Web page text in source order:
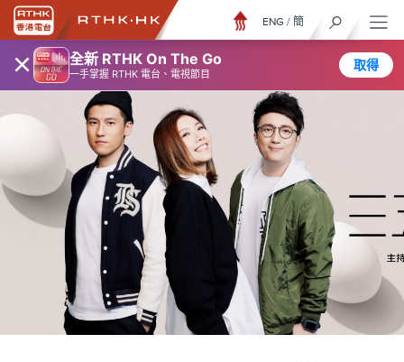
× 全新 RTHK On The Go
一手掌握 RTHK 電台、電視節目
取得
ENG / 簡